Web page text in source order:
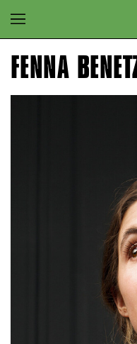
Zur
Zum Hauptinhalt
FENNA